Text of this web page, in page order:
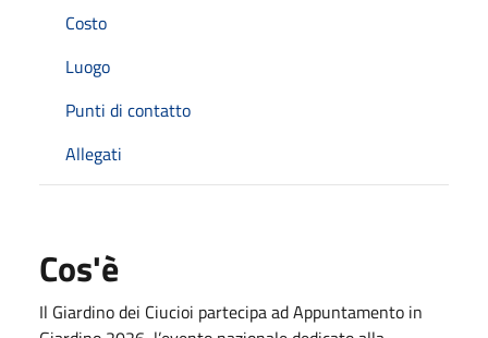
Costo
Luogo
Punti di contatto
Allegati
Cos'è
Il Giardino dei Ciucioi partecipa ad Appuntamento in